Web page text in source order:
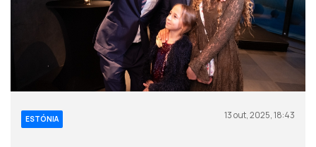
ESTÓNIA 13 out, 2025, 18:43